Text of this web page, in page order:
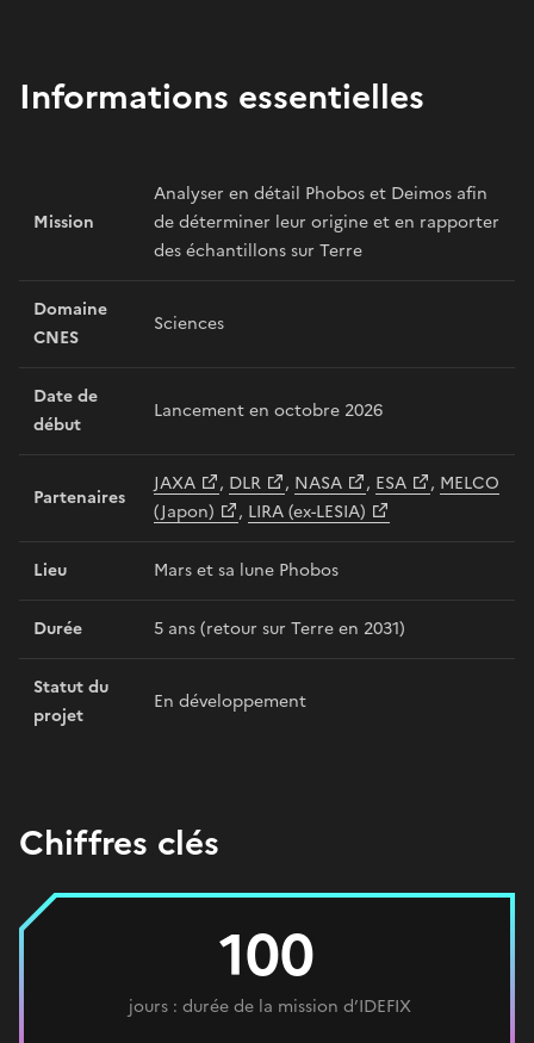
Informations essentielles
Mission
Analyser en détail Phobos et Deimos afin
de déterminer leur origine et en rapporter
des échantillons sur Terre
Domaine
CNES
Sciences
Date de
début
Lancement en octobre 2026
Partenaires
JAXA , DLR , NASA , ESA , MELCO
(Japon)
, LIRA (ex-LESIA)
Lieu Mars et sa lune Phobos
Durée 5 ans (retour sur Terre en 2031)
Statut du
projet
En développement
Chiffres clés
100
jours : durée de la mission d’IDEFIX